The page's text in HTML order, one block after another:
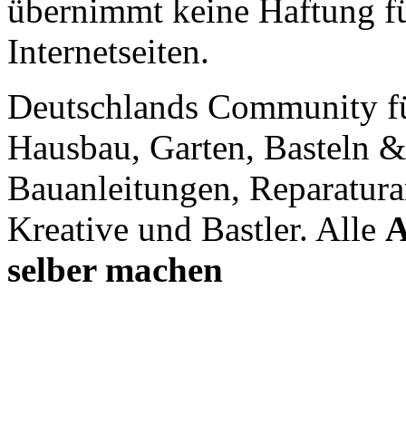
übernimmt keine Haftung
Internetseiten.
Deutschlands Community
Hausbau, Garten, Basteln
Bauanleitungen,
Kreative und Bastler. Alle
selber machen